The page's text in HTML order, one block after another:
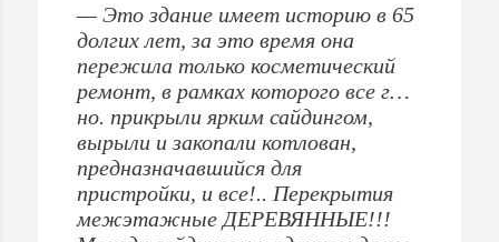
— Это здание имеет историю в 65
долгих лет, за это время она
пережила только косметический
ремонт, в рамках которого все г…
но. прикрыли ярким сайдингом,
вырыли и закопали котлован,
предназначавшийся для
пристройки, и все!.. Перекрытия
межэтажные ДЕРЕВЯННЫЕ!!!